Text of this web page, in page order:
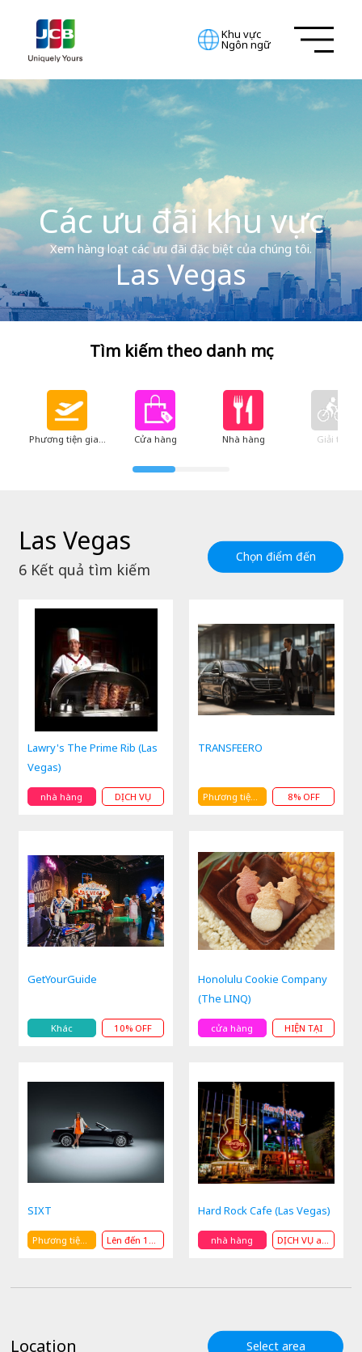
Khu vực
Ngôn ngữ
Các ưu đãi khu vực
Xem hàng loạt các ưu đãi đặc biệt của chúng tôi.
Las Vegas
Tìm kiếm theo danh mục
Phương tiện giao thông Cửa hàng Nhà hàng Giải trí
Las Vegas
6 Kết quả tìm kiếm
Chọn điểm đến
Lawry's The Prime Rib (Las
Vegas)
nhà hàng DỊCH VỤ
TRANSFEERO
Phương tiện giao thông 8% OFF
GetYourGuide
Khác 10% OFF
Honolulu Cookie Company
(The LINQ)
cửa hàng HIỆN TẠI
SIXT
Phương tiện giao thông
Hard Rock Cafe (Las Vegas)
nhà hàng
Location Select area